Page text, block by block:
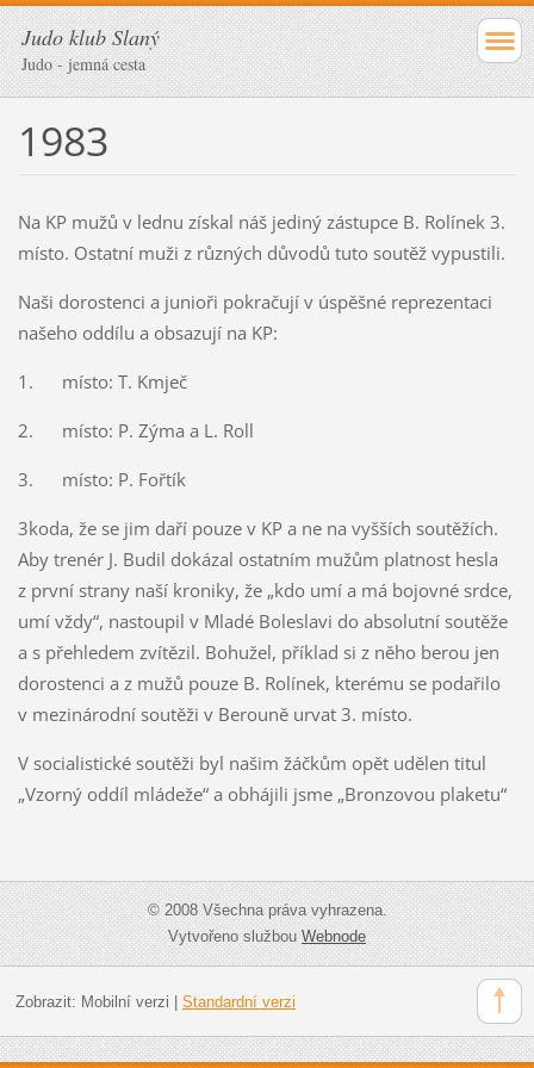
Judo klub Slaný
Judo - jemná cesta
1983
Na KP mužů v lednu získal náš jediný zástupce B. Rolínek 3.
místo. Ostatní muži z různých důvodů tuto soutěž vypustili.
Naši dorostenci a junioři pokračují v úspěšné reprezentaci
našeho oddílu a obsazují na KP:
1. místo: T. Kmječ
2. místo: P. Zýma a L. Roll
3. místo: P. Fořtík
3koda, že se jim daří pouze v KP a ne na vyšších soutěžích.
Aby trenér J. Budil dokázal ostatním mužům platnost hesla
z první strany naší kroniky, že „kdo umí a má bojovné srdce,
umí vždy“, nastoupil v Mladé Boleslavi do absolutní soutěže
a s přehledem zvítězil. Bohužel, příklad si z něho berou jen
dorostenci a z mužů pouze B. Rolínek, kterému se podařilo
v mezinárodní soutěži v Berouně urvat 3. místo.
V socialistické soutěži byl našim žáčkům opět udělen titul
„Vzorný oddíl mládeže“ a obhájili jsme „Bronzovou plaketu“
© 2008 Všechna práva vyhrazena.
Vytvořeno službouWebnode
Zobrazit: Mobilní verzi Standardní verzi